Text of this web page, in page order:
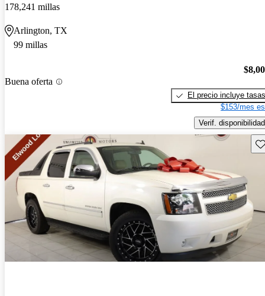
178,241 millas
Arlington, TX
99 millas
Buena oferta
El precio incluye tasas
$153/mes
Verif. disponibilidad